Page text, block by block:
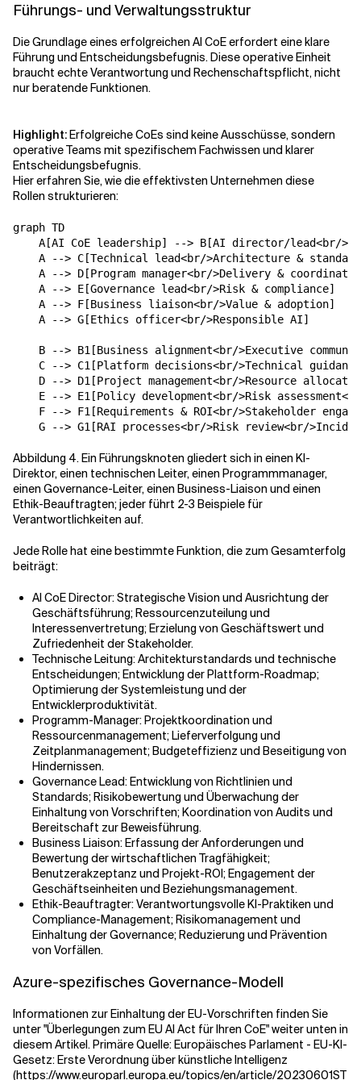
Führungs- und Verwaltungsstruktur
Die Grundlage eines erfolgreichen AI CoE erfordert eine klare
Führung und Entscheidungsbefugnis. Diese operative Einheit
braucht echte Verantwortung und Rechenschaftspflicht, nicht
nur beratende Funktionen.
Highlight:Erfolgreiche CoEs sind keine Ausschüsse, sondern
operative Teams mit spezifischem Fachwissen und klarer
Entscheidungsbefugnis.
Hier erfahren Sie, wie die effektivsten Unternehmen diese
Rollen strukturieren:
graph TD
A[AI CoE leadership] --> B[AI director/lead<br/
A --> C[Technical lead<br/>Architecture &
A --> D[Program manager<br/>Delivery &
    A --> E[Governance lead<br/>Risk & compliance]
    A --> F[Business liaison<br/>Value & adoption]
    A --> G[Ethics officer<br/>Responsible AI]
B --> B1[Business alignment<br/>Executive
C --> C1[Platform decisions<br/>Technical
D --> D1[Project management<br/>Resource
E --> E1[Policy development<br/>Risk
F --> F1[Requirements & ROI<br/>Stakeholder
Abbildung 4. Ein Führungsknoten gliedert sich in einen KI-
Direktor, einen technischen Leiter, einen Programmmanager,
einen Governance-Leiter, einen Business-Liaison und einen
Ethik-Beauftragten; jeder führt 2-3 Beispiele für
Verantwortlichkeiten auf.
Jede Rolle hat eine bestimmte Funktion, die zum Gesamterfolg
beiträgt:
AI CoE Director: Strategische Vision und Ausrichtung der
Geschäftsführung; Ressourcenzuteilung und
Interessenvertretung; Erzielung von Geschäftswert und
Zufriedenheit der Stakeholder.
Technische Leitung: Architekturstandards und technische
Entscheidungen; Entwicklung der Plattform-Roadmap;
Optimierung der Systemleistung und der
Entwicklerproduktivität.
Programm-Manager: Projektkoordination und
Ressourcenmanagement; Lieferverfolgung und
Zeitplanmanagement; Budgeteffizienz und Beseitigung von
Hindernissen.
Governance Lead: Entwicklung von Richtlinien und
Standards; Risikobewertung und Überwachung der
Einhaltung von Vorschriften; Koordination von Audits und
Bereitschaft zur Beweisführung.
Business Liaison: Erfassung der Anforderungen und
Bewertung der wirtschaftlichen Tragfähigkeit;
Benutzerakzeptanz und Projekt-ROI; Engagement der
Geschäftseinheiten und Beziehungsmanagement.
Ethik-Beauftragter: Verantwortungsvolle KI-Praktiken und
Compliance-Management; Risikomanagement und
Einhaltung der Governance; Reduzierung und Prävention
von Vorfällen.
Azure-spezifisches Governance-Modell
Informationen zur Einhaltung der EU-Vorschriften finden Sie
unter "Überlegungen zum EU AI Act für Ihren CoE" weiter unten in
diesem Artikel. Primäre Quelle: Europäisches Parlament - EU-KI-
Gesetz: Erste Verordnung über künstliche Intelligenz
(https://www.europarl.europa.eu/topics/en/article/20230601ST